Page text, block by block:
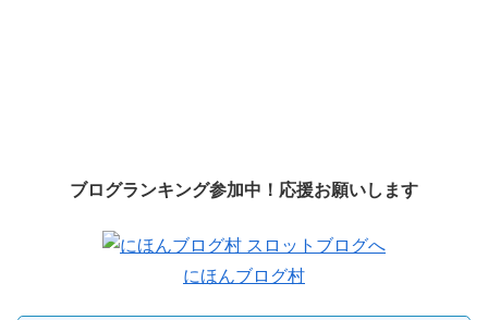
ブログランキング参加中！応援お願いします
にほんブログ村